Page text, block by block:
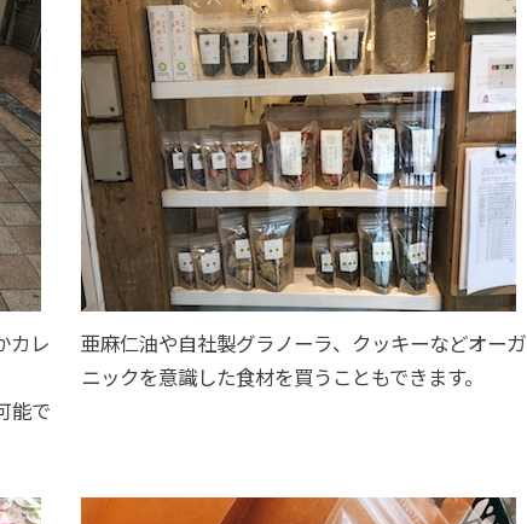
カレ
能で
亜麻仁油や自社製グラノーラ、クッキーなどオーガ
ニックを意識した食材を買うこともできます。